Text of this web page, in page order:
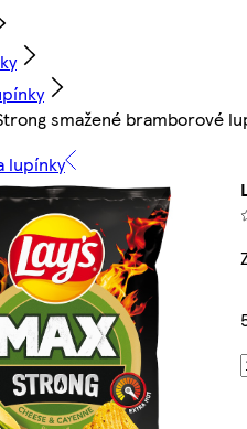
smažené bramborové
lupínky